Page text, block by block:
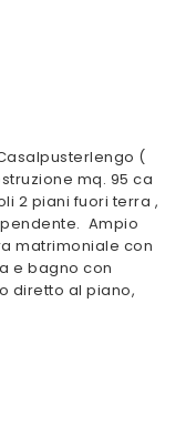
(
mq. 95 ca
2 piani fuori terra ,
Ampio
matrimoniale con
e bagno con
diretto al piano,